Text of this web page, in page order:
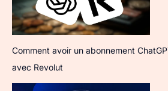
Comment avoir un abonnement
avec Revolut